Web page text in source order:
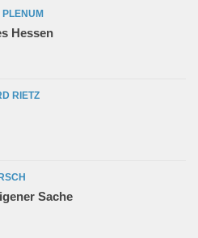
Hessen
RIETZ
Sache